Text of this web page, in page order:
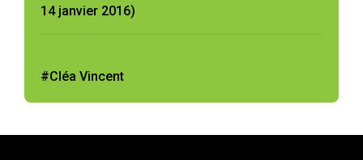
14 janvier 2016)
#Cléa Vincent